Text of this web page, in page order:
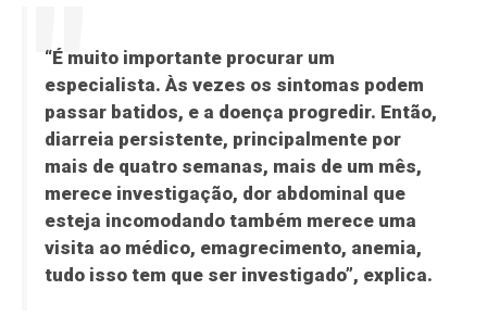
“É muito importante procurar um
especialista. Às vezes os sintomas podem
passar batidos, e a doença progredir. Então,
diarreia persistente, principalmente por
mais de quatro semanas, mais de um mês,
merece investigação, dor abdominal que
esteja incomodando também merece uma
visita ao médico, emagrecimento, anemia,
tudo isso tem que ser investigado”, explica.